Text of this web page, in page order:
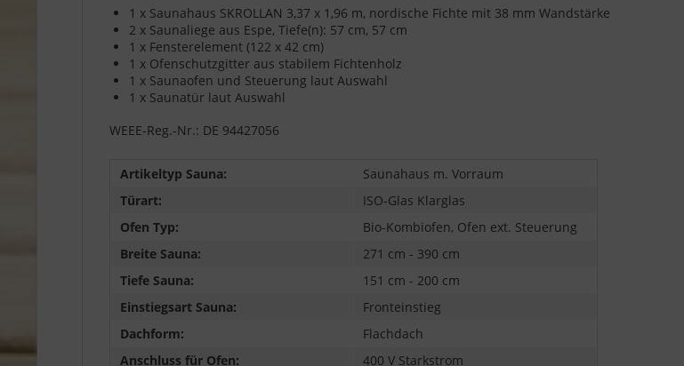
1 x Saunahaus SKROLLAN 3,37 x 1,96 m, nordische Fichte mit 38 mm Wandstärke
2 x Saunaliege aus Espe, Tiefe(n): 57 cm, 57 cm
1 x Fensterelement (122 x 42 cm)
1 x Ofenschutzgitter aus stabilem Fichtenholz
1 x Saunaofen und Steuerung laut Auswahl
1 x Saunatür laut Auswahl
WEEE-Reg.-Nr.: DE 94427056
Artikeltyp Sauna:
Saunahaus m. Vorraum
Türart:
ISO-Glas Klarglas
Ofen Typ:
Bio-Kombiofen, Ofen ext. Steuerung
Breite Sauna:
271 cm - 390 cm
Tiefe Sauna:
151 cm - 200 cm
Einstiegsart Sauna:
Fronteinstieg
Dachform:
Flachdach
Anschluss für Ofen:
400 V Starkstrom